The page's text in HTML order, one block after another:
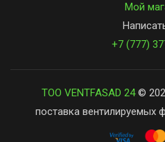
Мой
+7 (777)
ТОО VENTFASAD 24©
поставка вентилируемых